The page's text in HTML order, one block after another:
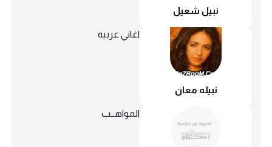
نبيل شعيل
نبيله معان
اغاني عربيه
المواهــب